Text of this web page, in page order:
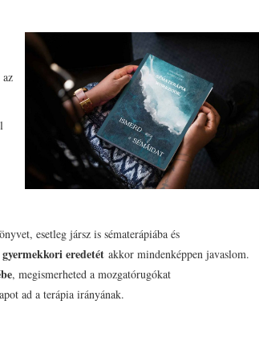
esetleg jársz is sématerápiába és
eredetét akkor mindenképpen javaslom.
, megismerheted a mozgatórugókat
ad a terápia irányának.